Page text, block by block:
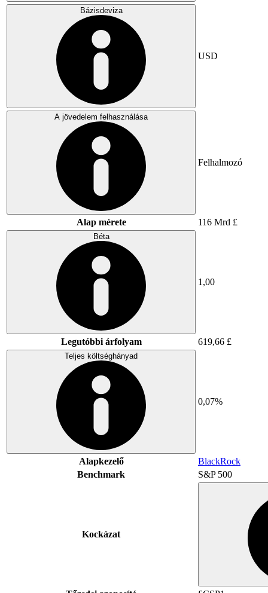
Bázisdeviza
USD
A jövedelem felhasználása
Felhalmozó
Alap mérete 116 Mrd £
Béta
1,00
Legutóbbi árfolyam 619,66 £
Teljes költséghányad
0,07%
Alapkezelő
BlackRock
Benchmark
S&P 500
Kockázat